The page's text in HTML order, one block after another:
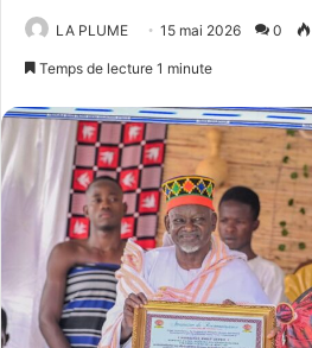
LA PLUME 15 mai 2026 0
Temps de lecture 1 minute